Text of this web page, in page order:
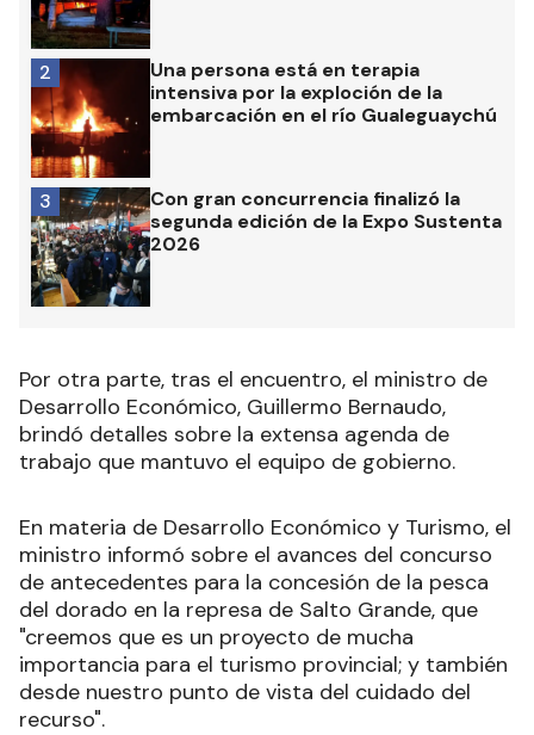
Una persona está en terapia
intensiva por la exploción de la
embarcación en el río Gualeguaychú
2
Con gran concurrencia finalizó la
segunda edición de la Expo Sustenta
2026
3
Por otra parte, tras el encuentro, el ministro de
Desarrollo Económico, Guillermo Bernaudo,
brindó detalles sobre la extensa agenda de
trabajo que mantuvo el equipo de gobierno.
En materia de Desarrollo Económico y Turismo, el
ministro informó sobre el avances del concurso
de antecedentes para la concesión de la pesca
del dorado en la represa de Salto Grande, que
"creemos que es un proyecto de mucha
importancia para el turismo provincial; y también
desde nuestro punto de vista del cuidado del
recurso".